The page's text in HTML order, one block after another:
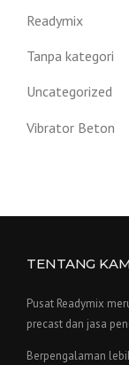
Readymix
Tanpa kategori
Uncategorized
Vibrator Beton
TENTANG
Pusat Readymix
precast dan jasa
Berpengalaman